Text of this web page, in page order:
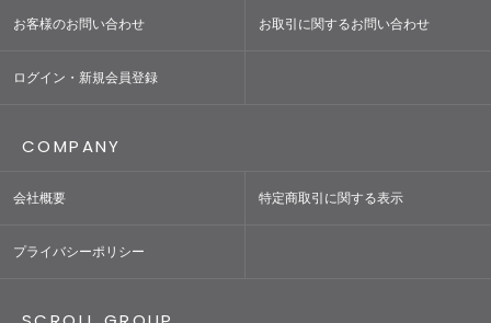
お客様のお問い合わせ お取引に関するお問い合わせ
ログイン・新規会員登録
COMPANY
会社概要 特定商取引に関する表示
プライバシーポリシー